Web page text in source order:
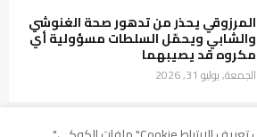
المرزوقي يحذر من تدهور صحة الغنوشي
والشابي ويحمّل السلطات مسؤولية أي
مكروه قد يصيبهما
الجمعة, يوليو 31, 2026